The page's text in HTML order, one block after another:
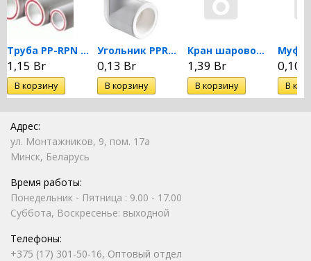
Труба PP-RPN 20 DN 20...
1,15 Br
Угольник PPRC 90 гр. 20...
0,13 Br
Кран шаровой PPRC 20 MeerPlast
1,39 Br 0,10
Адрес:
ул. Монтажников, 9, пом. 17а
Минск, Беларусь
Время работы:
Понедельник - Пятница : 9.00 - 17.00
Суббота, Воскресенье: выходной
Телефоны:
+375 (17) 301-50-16, Оптовый отдел